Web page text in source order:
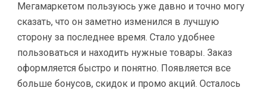
Мегамаркетом пользуюсь уже давно и точно могу
сказать, что он заметно изменился в лучшую
сторону за последнее время. Стало удобнее
пользоваться и находить нужные товары. Заказ
оформляется быстро и понятно. Появляется все
больше бонусов, скидок и промо акций. Осталось